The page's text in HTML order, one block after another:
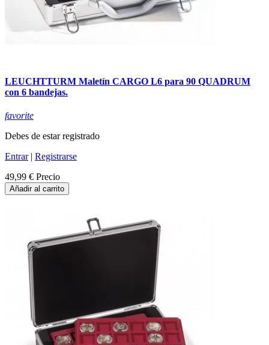
LEUCHTTURM Maletín CARGO L6 para 90 QUADRUM
con 6 bandejas.
favorite
Debes de estar registrado
Entrar| Registrarse
49,99 € Precio
Añadir al carrito